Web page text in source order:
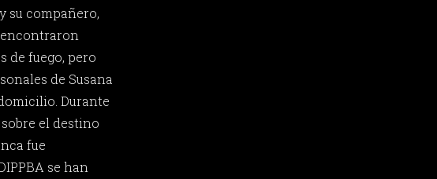
su compañero,
encontraron
de fuego, pero
de Susana
Durante
el destino
fue
se han